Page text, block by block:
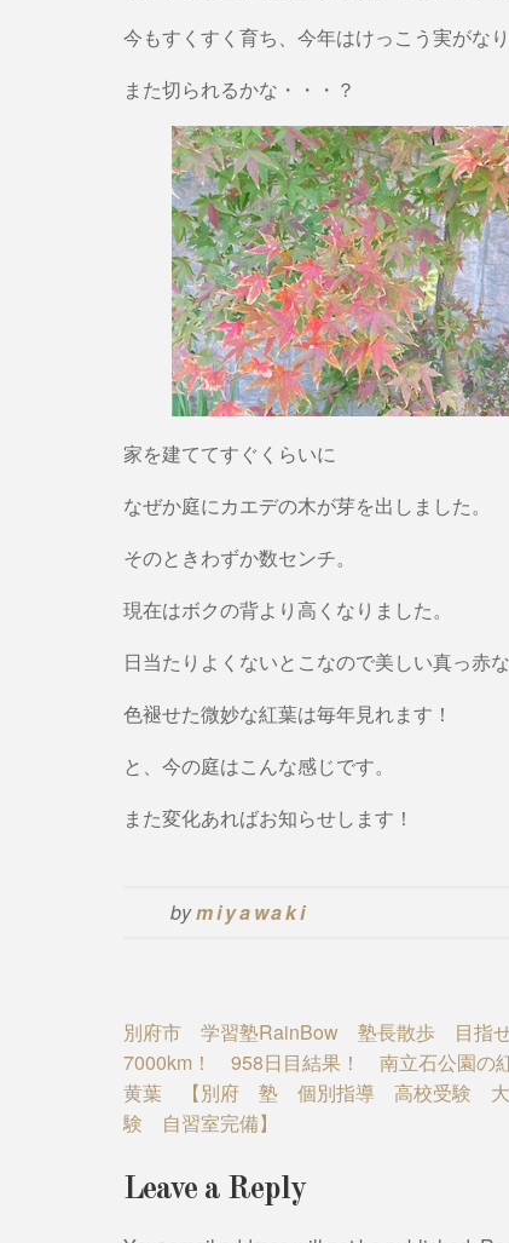
今もすくすく育ち、今年はけっこう実がな
また切られるかな・・・？
家を建ててすぐくらいに
なぜか庭にカエデの木が芽を出しました。
そのときわずか数センチ。
現在はボクの背より高くなりました。
日当たりよくないとこなので美しい真っ赤
色褪せた微妙な紅葉は毎年見れます！
と、今の庭はこんな感じです。
また変化あればお知らせします！
bymiyawaki
Post
navigation
別府市 学習塾RainBow 塾長散歩 目指せ
7000km！ 958日目結果！ 南立石公園の
黄葉 【別府 塾 個別指導 高校受験 大
験 自習室完備】
Leave a Reply